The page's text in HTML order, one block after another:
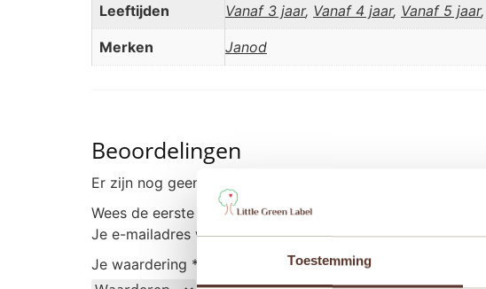
Toestemming
Leeftijden Vanaf 3 jaar, Vanaf 4 jaar, Vanaf 5 jaar,
Merken Janod
Beoordelingen
Er zijn nog geen beoordelingen.
Wees de eerste om “Janod Magnetibook – Verkleedfeest
Je e-mailadres wordt niet gepubliceerd. Vereiste velden
Je waardering *